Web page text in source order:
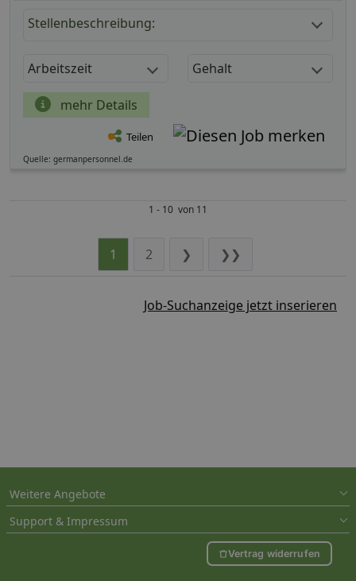
Stellenbeschreibung:
Arbeitszeit Gehalt
mehr Details
Teilen
Quelle: germanpersonnel.de
1 - 10 von 11
1 2 ❯ ❯❯
Job-Suchanzeige jetzt inserieren
Weitere Angebote
Support & Impressum
Vertrag widerrufen